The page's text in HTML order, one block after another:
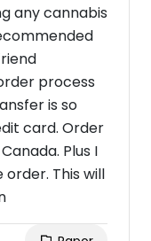
any cannabis
process
is so
card. Order
Plus I
This will